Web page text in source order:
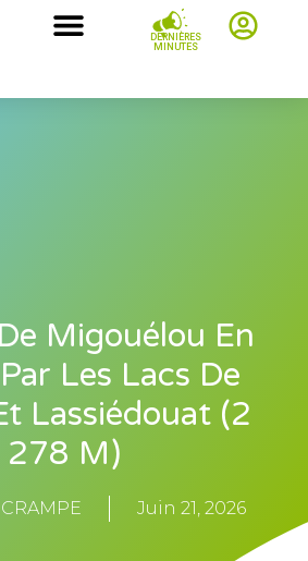
DERNIÈRES
MINUTES
Migouélou En
Les Lacs De
Lassiédouat (2
278 M)
Juin 21, 2026